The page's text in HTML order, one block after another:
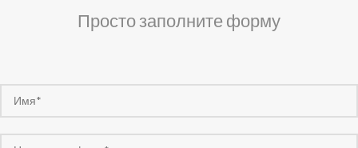
Просто заполните форму